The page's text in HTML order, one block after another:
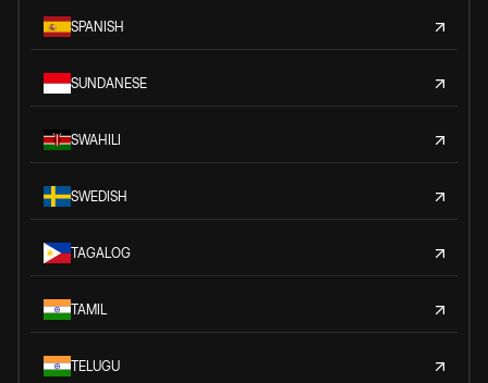
SPANISH
SUNDANESE
SWAHILI
SWEDISH
TAGALOG
TAMIL
TELUGU